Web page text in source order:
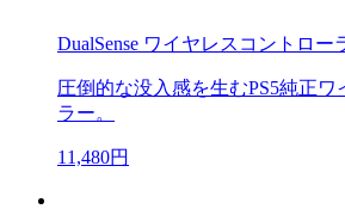
DualSense ワイヤレスコントロー
圧倒的な没入感を生むPS5純正
ラー。
11,480円